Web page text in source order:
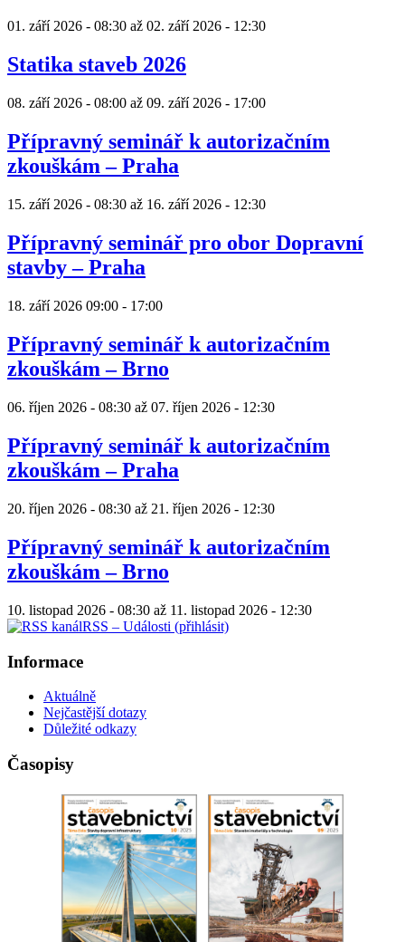
01. září 2026 - 08:30 až 02. září 2026 - 12:30
Statika staveb 2026
08. září 2026 - 08:00 až 09. září 2026 - 17:00
Přípravný seminář k autorizačním
zkouškám – Praha
15. září 2026 - 08:30 až 16. září 2026 - 12:30
Přípravný seminář pro obor Dopravní
stavby – Praha
18. září 2026 09:00 - 17:00
Přípravný seminář k autorizačním
zkouškám – Brno
06. říjen 2026 - 08:30 až 07. říjen 2026 - 12:30
Přípravný seminář k autorizačním
zkouškám – Praha
20. říjen 2026 - 08:30 až 21. říjen 2026 - 12:30
Přípravný seminář k autorizačním
zkouškám – Brno
10. listopad 2026 - 08:30 až 11. listopad 2026 - 12:30
RSS – Události (přihlásit)
Informace
Aktuálně
Nejčastější dotazy
Důležité odkazy
Časopisy